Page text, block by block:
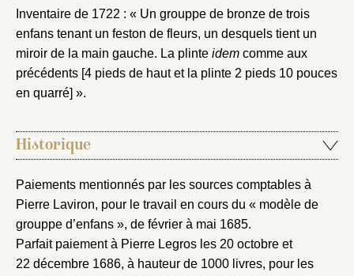
Inventaire de 1722 : « Un grouppe de bronze de trois
enfans tenant un feston de fleurs, un desquels tient un
miroir de la main gauche. La plinte idem comme aux
précédents [4 pieds de haut et la plinte 2 pieds 10 pouces
en quarré] ».
Historique
Paiements mentionnés par les sources comptables à
Pierre Laviron, pour le travail en cours du « modèle de
grouppe d’enfans », de février à mai 1685.
Parfait paiement à Pierre Legros les 20 octobre et
22 décembre 1686, à hauteur de 1000 livres, pour les